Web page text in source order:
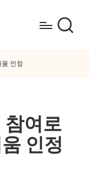
인정
참여로
인정